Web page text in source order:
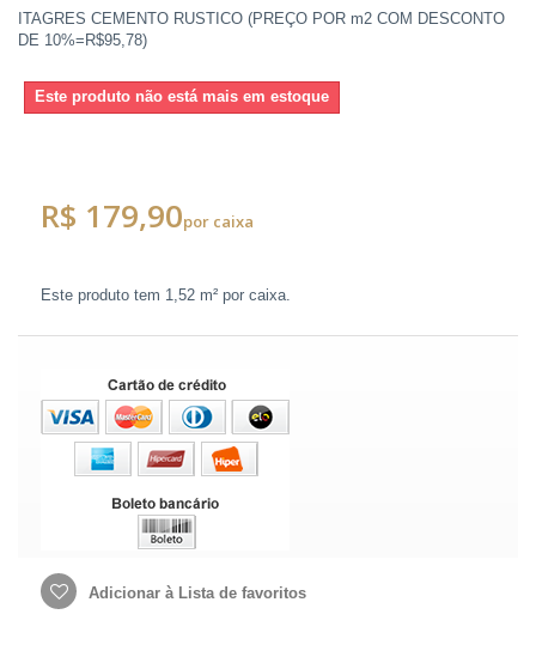
ITAGRES CEMENTO RUSTICO (PREÇO POR m2 COM DESCONTO
DE 10%=R$95,78)
Este produto não está mais em estoque
R$ 179,90por caixa
Este produto tem 1,52 m² por caixa.
Adicionar à Lista de favoritos